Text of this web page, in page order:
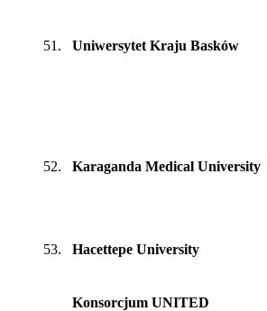
51. Uniwersytet Kraju Basków
52. Karaganda Medical University
53. Hacettepe University
Konsorcjum UNITED